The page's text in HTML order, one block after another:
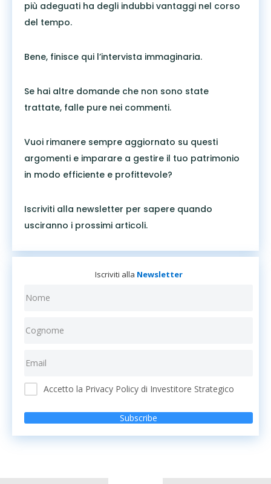
più adeguati ha degli indubbi vantaggi nel corso
del tempo.
Bene, finisce qui l’intervista immaginaria.
Se hai altre domande che non sono state
trattate, falle pure nei commenti.
Vuoi rimanere sempre aggiornato su questi
argomenti e imparare a gestire il tuo patrimonio
in modo efficiente e profittevole?
Iscriviti alla newsletter per sapere quando
usciranno i prossimi articoli.
Iscriviti alla Newsletter
Accetto la Privacy Policy di Investitore Strategico
Subscribe